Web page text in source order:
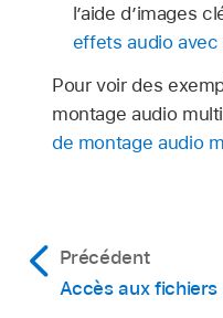
l’aide d’images
effets audio
Pour voir des
montage audio
de montage audio
Précédent
Accès aux